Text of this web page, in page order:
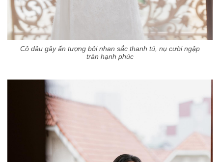
Cô dâu gây ấn tượng bởi nhan sắc thanh tú, nụ cười ngập
tràn hạnh phúc